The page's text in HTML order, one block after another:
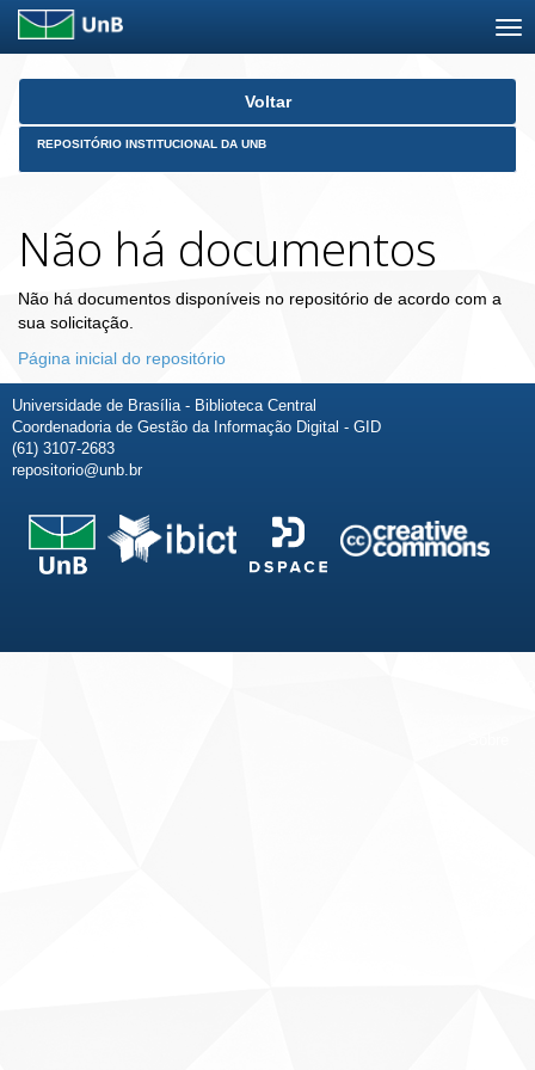
Skip
Voltar
REPOSITÓRIO INSTITUCIONAL DA UNB
Não há documentos
Não há documentos disponíveis no repositório de acordo com a
sua solicitação.
Página inicial do repositório
Universidade de Brasília - Biblioteca Central
Coordenadoria de Gestão da Informação Digital - GID
(61) 3107-2683
repositorio@unb.br